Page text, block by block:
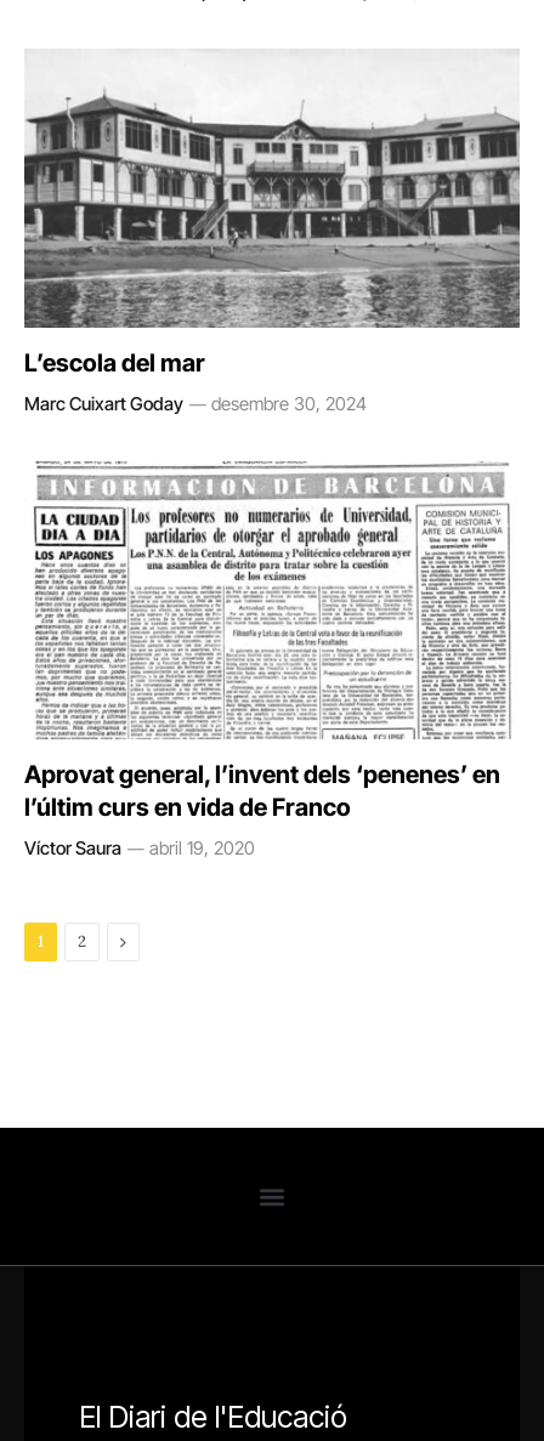
L’escola del mar
Marc Cuixart Goday desembre 30, 2024
Aprovat general, l’invent dels ‘penenes’ en
l’últim curs en vida de Franco
Víctor Saura abril 19, 2020
1 2 Next